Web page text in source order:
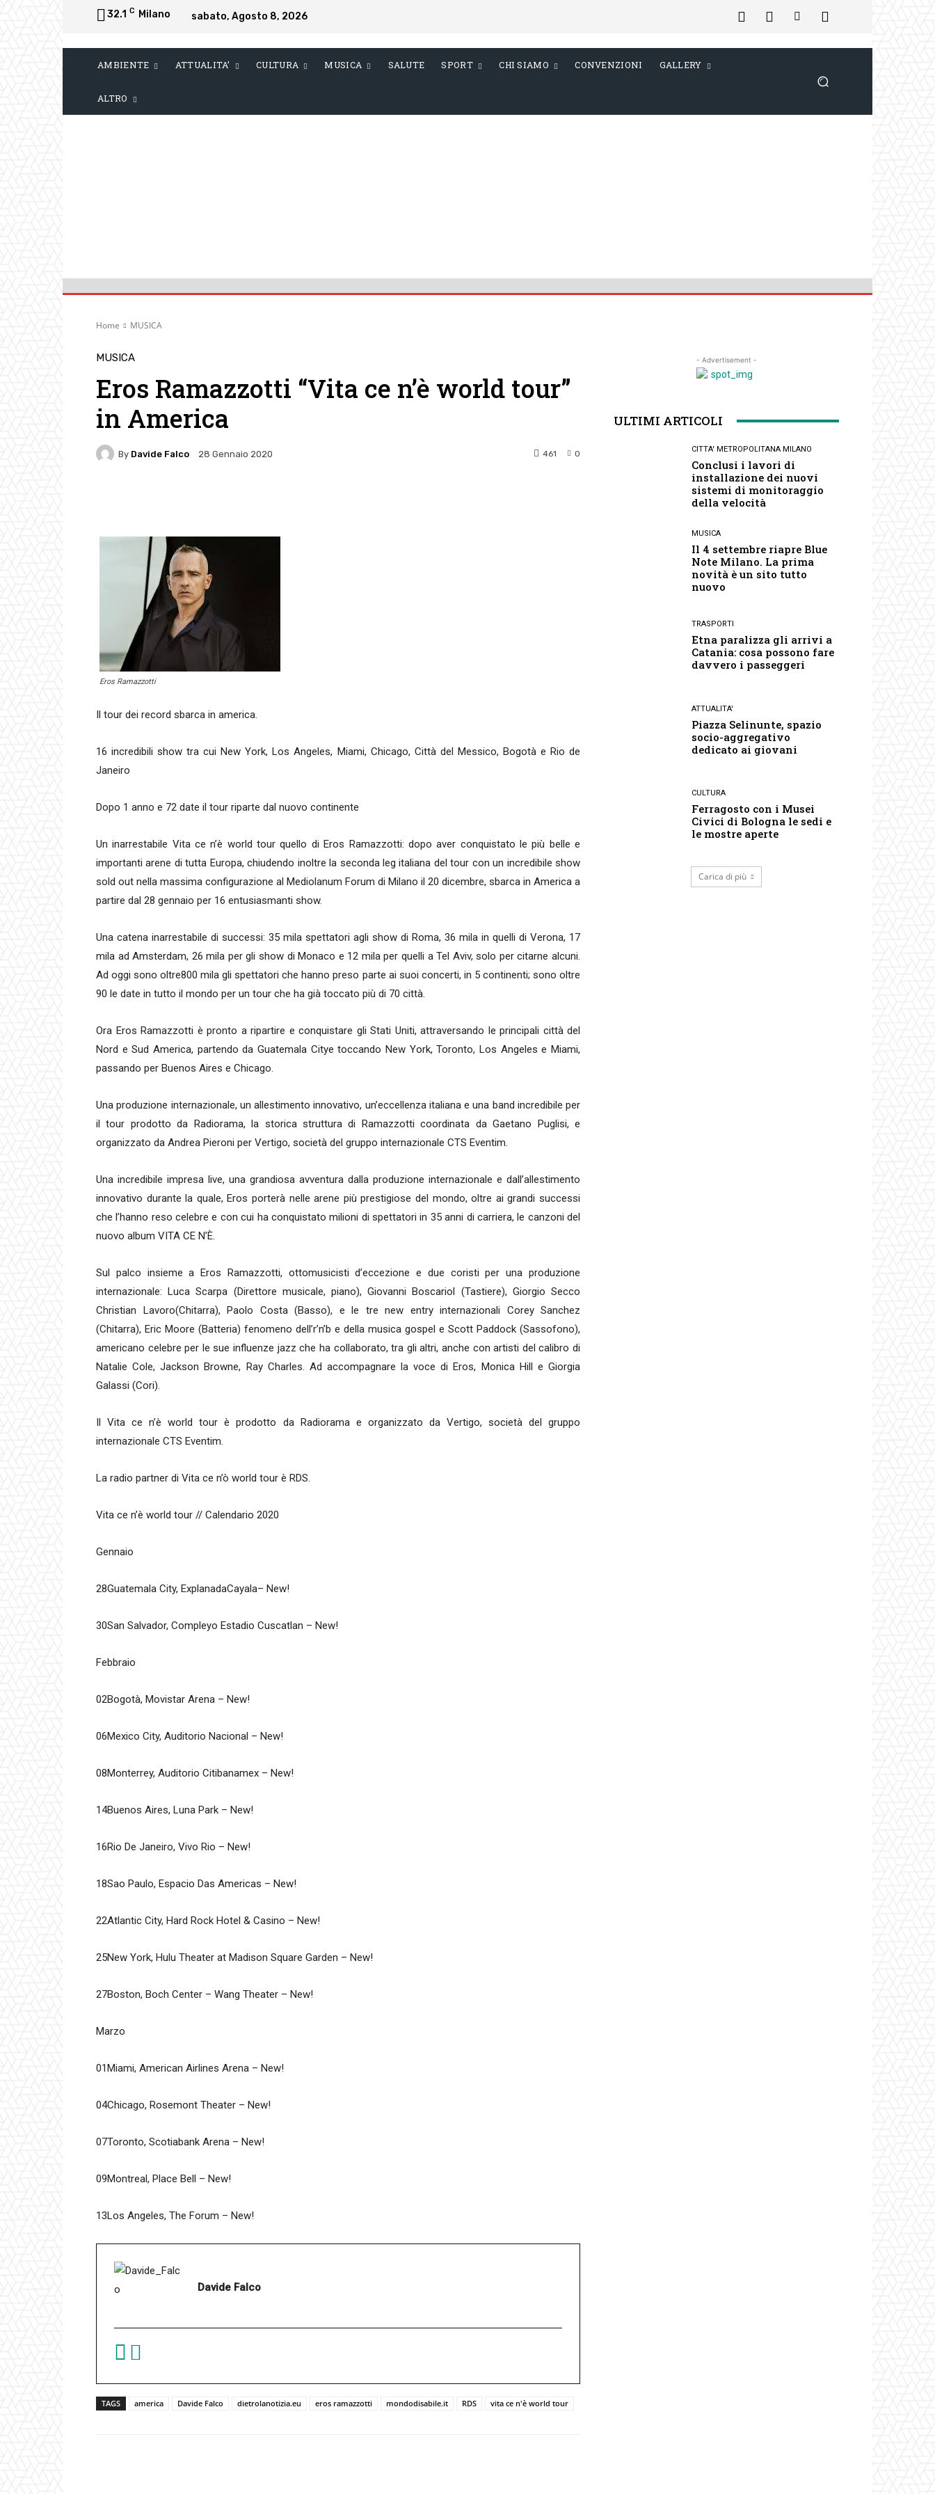
32.1 C Milano sabato, Agosto 8, 2026
AMBIENTE ATTUALITA’ CULTURA MUSICA SALUTE SPORT CHI SIAMO CONVENZIONI GALLERY
ALTRO
Home MUSICA
MUSICA
Eros Ramazzotti “Vita ce n’è world tour”
in America
By Davide Falco 28 Gennaio 2020 0
461
Eros Ramazzotti
Il tour dei record sbarca in america.
16 incredibili show tra cui New York, Los Angeles, Miami, Chicago, Città del Messico, Bogotà e Rio de
Janeiro
Dopo 1 anno e 72 date il tour riparte dal nuovo continente
Un inarrestabile Vita ce n’è world tour quello di Eros Ramazzotti: dopo aver conquistato le più belle e
importanti arene di tutta Europa, chiudendo inoltre la seconda leg italiana del tour con un incredibile show
sold out nella massima configurazione al Mediolanum Forum di Milano il 20 dicembre, sbarca in America a
partire dal 28 gennaio per 16 entusiasmanti show.
Una catena inarrestabile di successi: 35 mila spettatori agli show di Roma, 36 mila in quelli di Verona, 17
mila ad Amsterdam, 26 mila per gli show di Monaco e 12 mila per quelli a Tel Aviv, solo per citarne alcuni.
Ad oggi sono oltre800 mila gli spettatori che hanno preso parte ai suoi concerti, in 5 continenti; sono oltre
90 le date in tutto il mondo per un tour che ha già toccato più di 70 città.
Ora Eros Ramazzotti è pronto a ripartire e conquistare gli Stati Uniti, attraversando le principali città del
Nord e Sud America, partendo da Guatemala Citye toccando New York, Toronto, Los Angeles e Miami,
passando per Buenos Aires e Chicago.
Una produzione internazionale, un allestimento innovativo, un’eccellenza italiana e una band incredibile per
il tour prodotto da Radiorama, la storica struttura di Ramazzotti coordinata da Gaetano Puglisi, e
organizzato da Andrea Pieroni per Vertigo, società del gruppo internazionale CTS Eventim.
Una incredibile impresa live, una grandiosa avventura dalla produzione internazionale e dall’allestimento
innovativo durante la quale, Eros porterà nelle arene più prestigiose del mondo, oltre ai grandi successi
che l’hanno reso celebre e con cui ha conquistato milioni di spettatori in 35 anni di carriera, le canzoni del
nuovo album VITA CE N’È.
Sul palco insieme a Eros Ramazzotti, ottomusicisti d’eccezione e due coristi per una produzione
internazionale: Luca Scarpa (Direttore musicale, piano), Giovanni Boscariol (Tastiere), Giorgio Secco
Christian Lavoro(Chitarra), Paolo Costa (Basso), e le tre new entry internazionali Corey Sanchez
(Chitarra), Eric Moore (Batteria) fenomeno dell’r’n’b e della musica gospel e Scott Paddock (Sassofono),
americano celebre per le sue influenze jazz che ha collaborato, tra gli altri, anche con artisti del calibro di
Natalie Cole, Jackson Browne, Ray Charles. Ad accompagnare la voce di Eros, Monica Hill e Giorgia
Galassi (Cori).
Il Vita ce n’è world tour è prodotto da Radiorama e organizzato da Vertigo, società del gruppo
internazionale CTS Eventim.
La radio partner di Vita ce n’ò world tour è RDS.
Vita ce n’è world tour // Calendario 2020
Gennaio
28Guatemala City, ExplanadaCayala– New!
30San Salvador, Compleyo Estadio Cuscatlan – New!
Febbraio
02Bogotà, Movistar Arena – New!
06Mexico City, Auditorio Nacional – New!
08Monterrey, Auditorio Citibanamex – New!
14Buenos Aires, Luna Park – New!
16Rio De Janeiro, Vivo Rio – New!
18Sao Paulo, Espacio Das Americas – New!
22Atlantic City, Hard Rock Hotel & Casino – New!
25New York, Hulu Theater at Madison Square Garden – New!
27Boston, Boch Center – Wang Theater – New!
Marzo
01Miami, American Airlines Arena – New!
04Chicago, Rosemont Theater – New!
07Toronto, Scotiabank Arena – New!
09Montreal, Place Bell – New!
13Los Angeles, The Forum – New!
Davide Falco
TAGS america Davide Falco dietrolanotizia.eu eros ramazzotti mondodisabile.it RDS vita ce n'è world tour
- Advertisement -
ULTIMI ARTICOLI
CITTA' METROPOLITANA MILANO
Conclusi i lavori di
installazione dei nuovi
sistemi di monitoraggio
della velocità
MUSICA
Il 4 settembre riapre Blue
Note Milano. La prima
novità è un sito tutto
nuovo
TRASPORTI
Etna paralizza gli arrivi a
Catania: cosa possono fare
davvero i passeggeri
ATTUALITA'
Piazza Selinunte, spazio
socio-aggregativo
dedicato ai giovani
CULTURA
Ferragosto con i Musei
Civici di Bologna le sedi e
le mostre aperte
Carica di più